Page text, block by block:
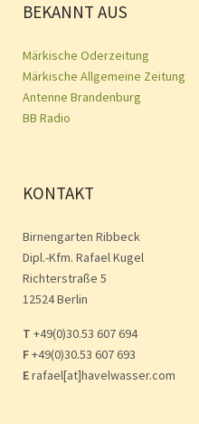
BEKANNT AUS
Märkische Oderzeitung
Märkische Allgemeine Zeitung
Antenne Brandenburg
BB Radio
KONTAKT
Birnengarten Ribbeck
Dipl.-Kfm. Rafael Kugel
Richterstraße 5
12524 Berlin
T +49(0)30.53 607 694
F+49(0)30.53 607 693
Erafael[at]havelwasser.com